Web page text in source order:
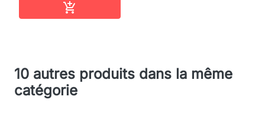

10 autres produits dans la même
catégorie